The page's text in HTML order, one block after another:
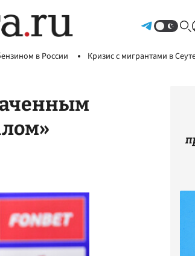
в России Кризис с мигрантами в